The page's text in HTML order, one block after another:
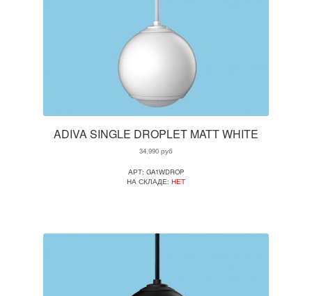
ADIVA SINGLE DROPLET MATT WHITE
34,990руб
АРТ: GA1WDROP
НА СКЛАДЕ: НЕТ